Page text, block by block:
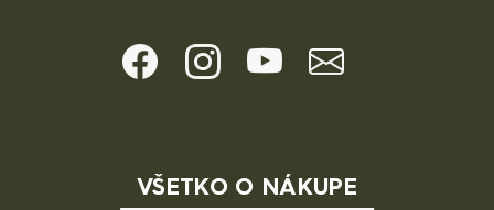
VŠETKO O NÁKUPE